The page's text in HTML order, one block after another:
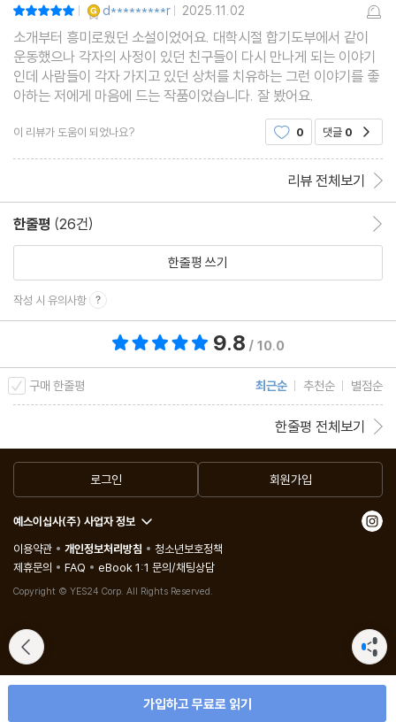
| d*********r | 2025.11.02
소개부터 흥미로웠던 소설이었어요. 대학시절 합기도부에서 같이
운동했으나 각자의 사정이 있던 친구들이 다시 만나게 되는 이야기
인데 사람들이 각자 가지고 있던 상처를 치유하는 그런 이야기를 좋
아하는 저에게 마음에 드는 작품이었습니다. 잘 봤어요.
이 리뷰가 도움이 되었나요? 0 댓글 0
리뷰 전체보기
한줄평 (26건)
한줄평 쓰기
작성 시 유의사항
9.8 / 10.0
구매 한줄평 최근순 추천순 별점순
한줄평 전체보기
가입하고 무료로 읽기
로그인 회원가입
예스이십사(주) 사업자 정보
이용약관
개인정보처리방침
청소년보호정책
제휴문의
FAQ eBook 1:1 문의/채팅상담
Copyright © YES24 Corp. All Rights Reserved.